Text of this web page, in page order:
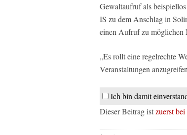
Gewaltaufruf als
IS zu dem Anschlag in
einen Aufruf zu möglichen
„Es rollt eine regelrechte
Veranstaltungen
Ich bin damit
Dieser Beitrag istzuerst